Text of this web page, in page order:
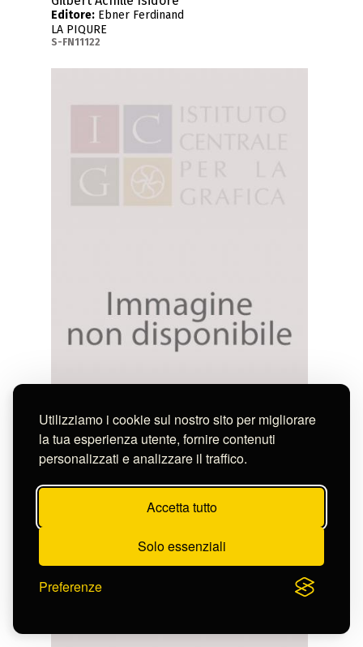
Utilizziamo i cookie sul nostro sito per migliorare
la tua esperienza utente, fornire contenuti
personalizzati e analizzare il traffico.
Accetta tutto
Solo essenziali
Preferenze
Editore: Ebner Ferdinand
LA PIQURE
S-FN11122
Gilbert Achille Isidore
Editore:
Ebner Ferdinand
CELEBRITES CONTEMPORAINES IDYLLE
S-FN11123